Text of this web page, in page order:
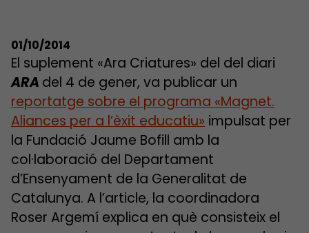
01/10/2014
El suplement «Ara Criatures» del del diari
ARA del 4 de gener, va publicar un
reportatge sobre el programa «Magnet.
Aliances per a l’èxit educatiu» impulsat per
la Fundació Jaume Bofill amb la
col·laboració del Departament
d’Ensenyament de la Generalitat de
Catalunya. A l’article, la coordinadora
Roser Argemí explica en què consisteix el